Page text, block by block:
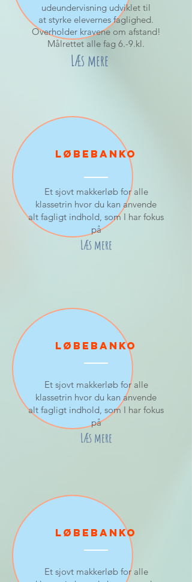
udeundervisning udviklet til
at styrke elevernes faglighed.
Overholder kravene om afstand!
Målrettet alle fag 6.-9.kl.
Læs mere
Læs mere
Et sjovt makkerløb for alle
klassetrin hvor du kan anvende
alt fagligt indhold, som I har fokus
på
Løbebanko
Læs mere
Et sjovt makkerløb for alle
klassetrin hvor du kan anvende
alt fagligt indhold, som I har fokus
på
Løbebanko
Et sjovt makkerløb for alle
Løbebanko